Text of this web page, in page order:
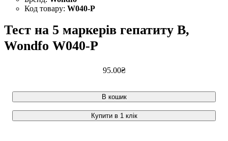
W040-Р
Тест на 5 маркерів гепатиту В,
Wondfo W040-P
95.00₴
В кошик
Купити в 1 клік